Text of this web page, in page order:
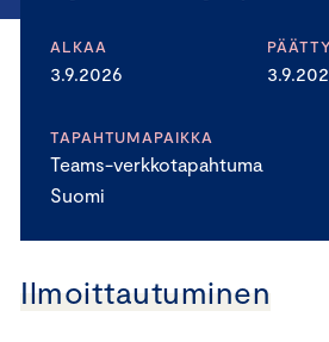
ALKAA
3.9.2026
TAPAHTUMAPAIKKA
Teams-verkkotapahtuma
Suomi
Ilmoittautuminen